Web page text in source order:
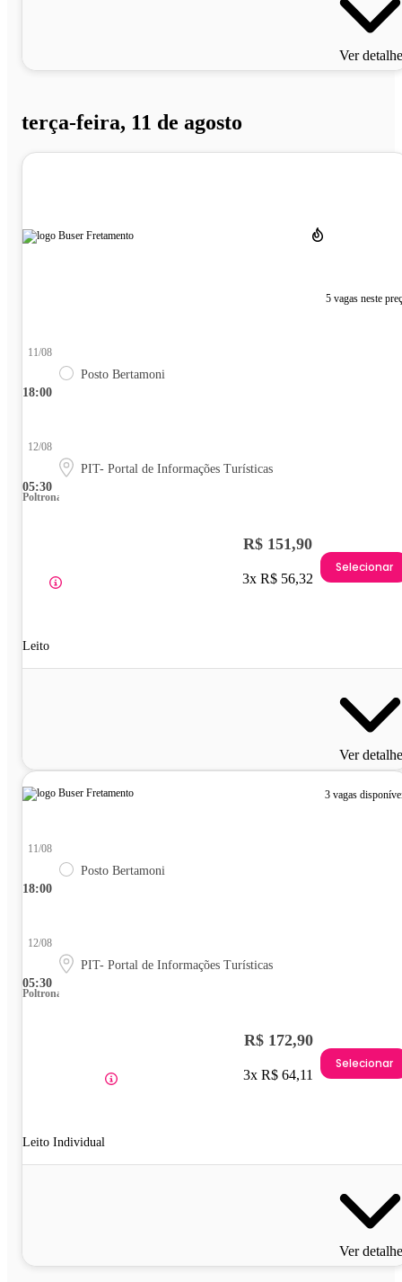
Ver
terça-feira, 11 de agosto
5 vagas neste
18:00
11/08
Posto Bertamoni
05:30
12/08
PIT- Portal de Informações Turísticas
Poltrona
Leito
R$ 151,90
3x R$ 56,32
Selecionar
Ver
3 vagas
18:00
11/08
Posto Bertamoni
05:30
12/08
PIT- Portal de Informações Turísticas
Poltrona
Leito Individual
R$ 172,90
3x R$ 64,11
Selecionar
Ver